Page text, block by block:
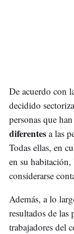
De acuerdo con
decidido
personas que
diferentes a las
Todas ellas, en
en su
considerarse
Además, a lo
resultados de las
trabajadores del